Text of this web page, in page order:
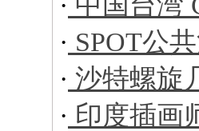
· SPOT公
· 沙特螺旋
· 印度插画